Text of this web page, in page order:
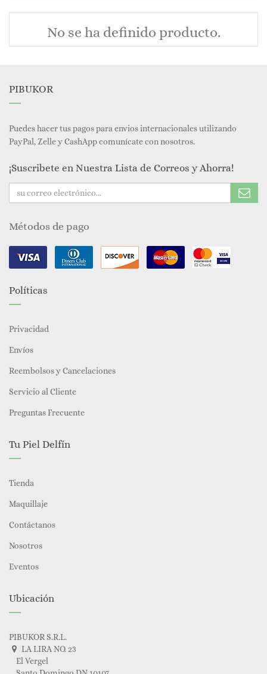
No se ha definido producto.
PIBUKOR
Puedes hacer tus pagos para envios internacionales utilizando
PayPal, Zelle y CashApp comunícate con nosotros.
¡Suscribete en Nuestra Lista de Correos y Ahorra!
Métodos de pago
Políticas
Privacidad
Envíos
Reembolsos y Cancelaciones
Servicio al Cliente
Preguntas Frecuente
Tu Piel Delfín
Tienda
Maquillaje
Contáctanos
Nosotros
Eventos
Ubicación
PIBUKOR S.R.L.
LA LIRA NO. 23
El Vergel